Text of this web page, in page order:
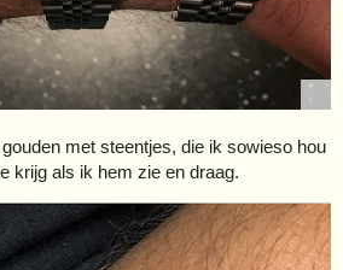
met steentjes, die ik sowieso hou
krijg als ik hem zie en draag.